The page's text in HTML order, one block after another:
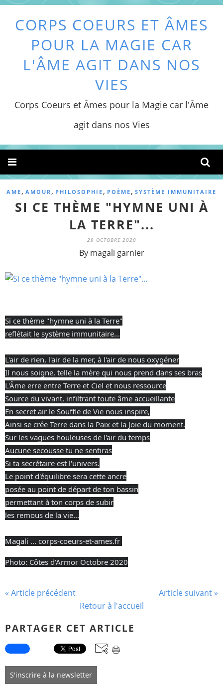
CORPS COEURS ET ÂMES
POUR LA MAGIE CAR
L'ÂME AGIT DANS NOS
VIES
Corps Coeurs et Âmes pour la Magie car l'Âme
agit dans nos Vies
AME , AMOUR , PHILOSOPHIE , POÈME , SYSTÈME IMMUNITAIRE
SI CE THÈME "HYMNE UNI À
LA TERRE"...
29 OCTOBRE 2020
By magali garnier
Si ce thème "hymne uni à la Terre"
reflétait le système immunitaire...
L'air de rien, l'air de la mer, à l'air de nous oxygéner
Il nous soigne, telle la mère qui nous prend dans ses bras
L'Âme erre entre Terre et Ciel et nous ressource
Source du vivant, infiltrant toute âme accueillante
En secret air le Souffle de Vie nous inspire,
Ainsi se crée Terre dans la Paix et la Joie du moment.
Sur les vagues houleuses de l'air du temps
Aucune secousse tu ne sentiras
Si ta secrétaire est l'univers.
Le point d'équilibre sera cette ancre
posée au point de départ de ton bassin
permettant à ton corps de subir
les remous de la vie...
Magali ... corps-coeurs-et-ames.fr
Photo: Côtes d'Armor Octobre 2020
« Article précédent
Article suivant »
Retour à l'accueil
PARTAGER CET ARTICLE
S'inscrire à la newsletter